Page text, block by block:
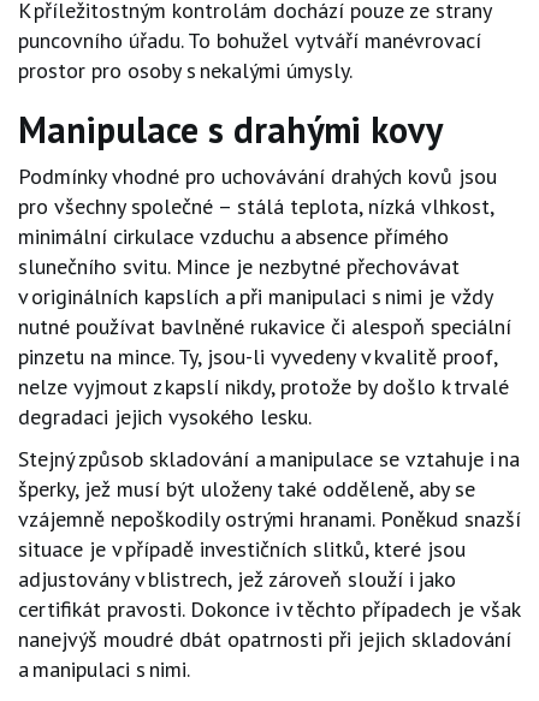
K příležitostným kontrolám dochází pouze ze strany
puncovního úřadu. To bohužel vytváří manévrovací
prostor pro osoby s nekalými úmysly.
Manipulace s drahými kovy
Podmínky vhodné pro uchovávání drahých kovů jsou
pro všechny společné – stálá teplota, nízká vlhkost,
minimální cirkulace vzduchu a absence přímého
slunečního svitu. Mince je nezbytné přechovávat
v originálních kapslích a při manipulaci s nimi je vždy
nutné používat bavlněné rukavice či alespoň speciální
pinzetu na mince. Ty, jsou-li vyvedeny v kvalitě proof,
nelze vyjmout z kapslí nikdy, protože by došlo k trvalé
degradaci jejich vysokého lesku.
Stejný způsob skladování a manipulace se vztahuje i na
šperky, jež musí být uloženy také odděleně, aby se
vzájemně nepoškodily ostrými hranami. Poněkud snazší
situace je v případě investičních slitků, které jsou
adjustovány v blistrech, jež zároveň slouží i jako
certifikát pravosti. Dokonce i v těchto případech je však
nanejvýš moudré dbát opatrnosti při jejich skladování
a manipulaci s nimi.